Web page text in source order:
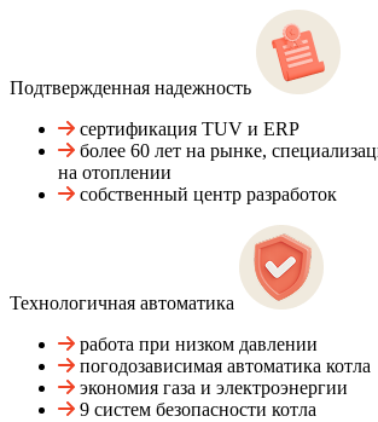
Подтвержденная надежность
сертификация TUV и ERP
более 60 лет на рынке,
на отоплении
собственный центр разработок
Технологичная автоматика
работа при низком давлении
погодозависимая автоматика котла
экономия газа и электроэнергии
9 систем безопасности котла